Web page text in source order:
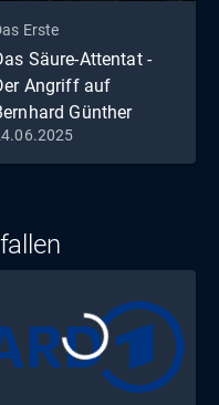
Erste
Säure-Attentat -
Angriff auf
Günther
1: Ein grausamer
(S42/E01)